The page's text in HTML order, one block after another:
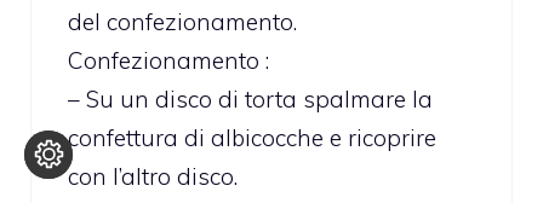
del confezionamento.
Confezionamento :
– Su un disco di torta spalmare la
confettura di albicocche e ricoprire
con l’altro disco.